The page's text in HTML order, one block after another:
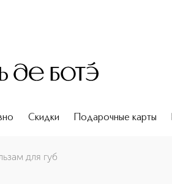
Скидки Подарочные карты
для губ